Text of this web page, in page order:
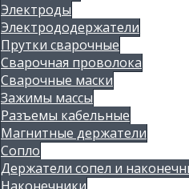
Электроды
Электрододержатели
Прутки сварочные
Сварочная проволока
Сварочные маски
Зажимы массы
Разъемы кабельные
Магнитные держатели
Сопло
Держатели сопел и